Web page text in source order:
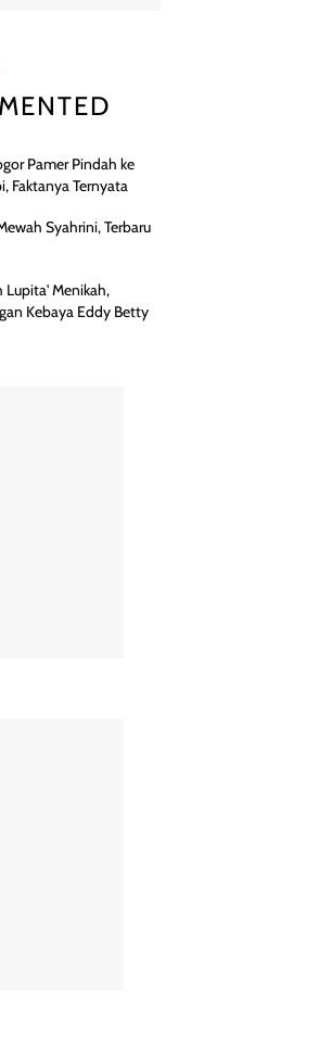
Pamer Pindah ke
Faktanya Ternyata
Syahrini, Terbaru
Lupita' Menikah,
Kebaya Eddy Betty